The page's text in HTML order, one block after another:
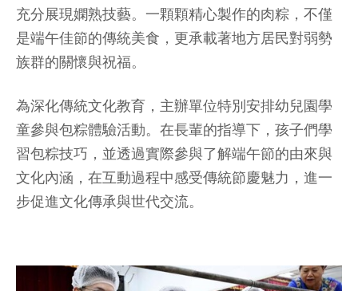
充分展現嫻熟技藝。一顆顆精心製作的肉粽，不僅
是端午佳節的傳統美食，更承載著地方居民對弱勢
族群的關懷與祝福。
為深化傳統文化教育，主辦單位特別安排幼兒園學
童參與包粽體驗活動。在長輩的指導下，孩子們學
習包粽技巧，並透過實際參與了解端午節的由來與
文化內涵，在互動過程中感受傳統節慶魅力，進一
步促進文化傳承與世代交流。